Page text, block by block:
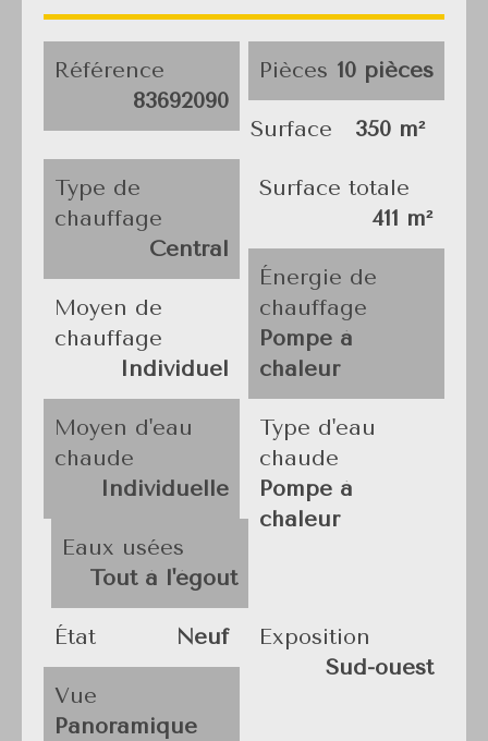
Référence
83692090
Pièces 10 pièces
Surface 350 m²
Surface totale
411 m²
Type de
chauffage
Central
Énergie de
chauffage
Pompe à
chaleur
Moyen de
chauffage
Individuel
Type d'eau
chaude
Pompe à
chaleur
Moyen d'eau
chaude
Individuelle
Eaux usées
Tout à l'égout
État Neuf
Exposition
Sud-ouest
Vue
Panoramique